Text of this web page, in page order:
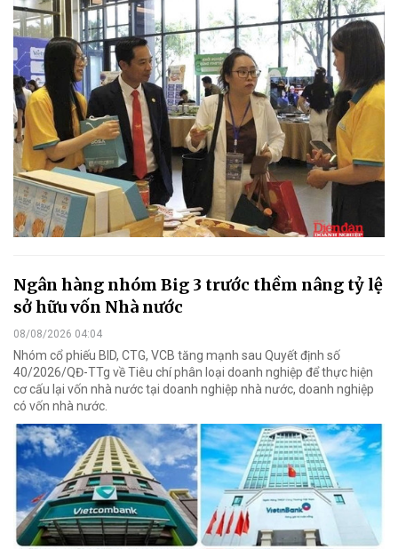
Ngân hàng nhóm Big 3 trước thềm nâng tỷ lệ
sở hữu vốn Nhà nước
08/08/2026 04:04
Nhóm cổ phiếu BID, CTG, VCB tăng mạnh sau Quyết định số
40/2026/QĐ-TTg về Tiêu chí phân loại doanh nghiệp để thực hiện
cơ cấu lại vốn nhà nước tại doanh nghiệp nhà nước, doanh nghiệp
có vốn nhà nước.